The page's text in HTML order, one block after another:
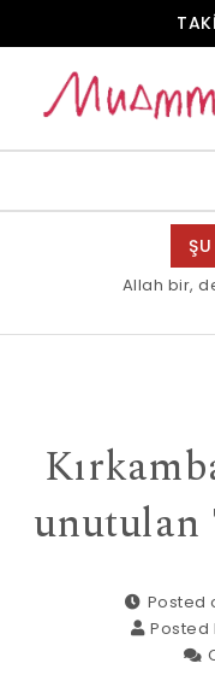
Allah bir,
unutulan
Posted
Posted